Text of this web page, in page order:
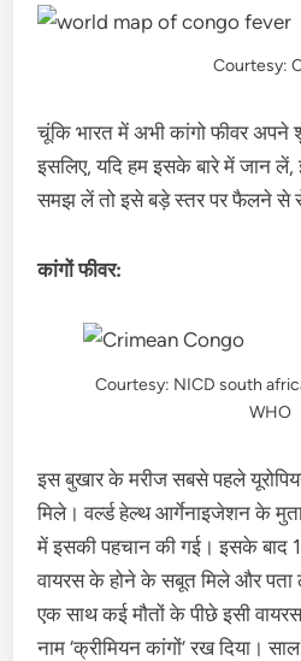
Courtesy:
चूंकि भारत में अभी कांगो फीवर अपने
इसलिए, यदि हम इसके बारे में जान
समझ लें तो इसे बड़े स्तर पर फैलने से
कांगों फीवर:
Courtesy: NICD south
WHO
इस बुखार के मरीज सबसे पहले
मिले। वर्ल्ड हेल्थ आर्गेनाइजेशन के
में इसकी पहचान की गई। इसके बाद
वायरस के होने के सबूत मिले और पता
एक साथ कई मौतों के पीछे इसी
नाम ‘क्रीमियन कांगों’ रख दिया।